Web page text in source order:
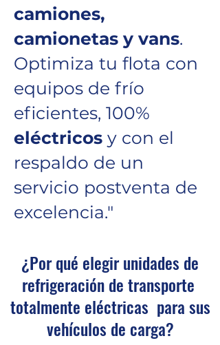
camiones,
camionetas y vans.
Optimiza tu flota con
equipos de frío
eficientes, 100%
eléctricos y con el
respaldo de un
servicio postventa de
excelencia."
¿Por qué elegir unidades de
refrigeración de transporte
totalmente eléctricas para sus
vehículos de carga?